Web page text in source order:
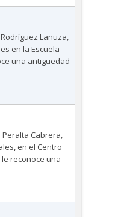
Lanuza,
en la Escuela
una antigüedad
Cabrera,
en el Centro
reconoce una